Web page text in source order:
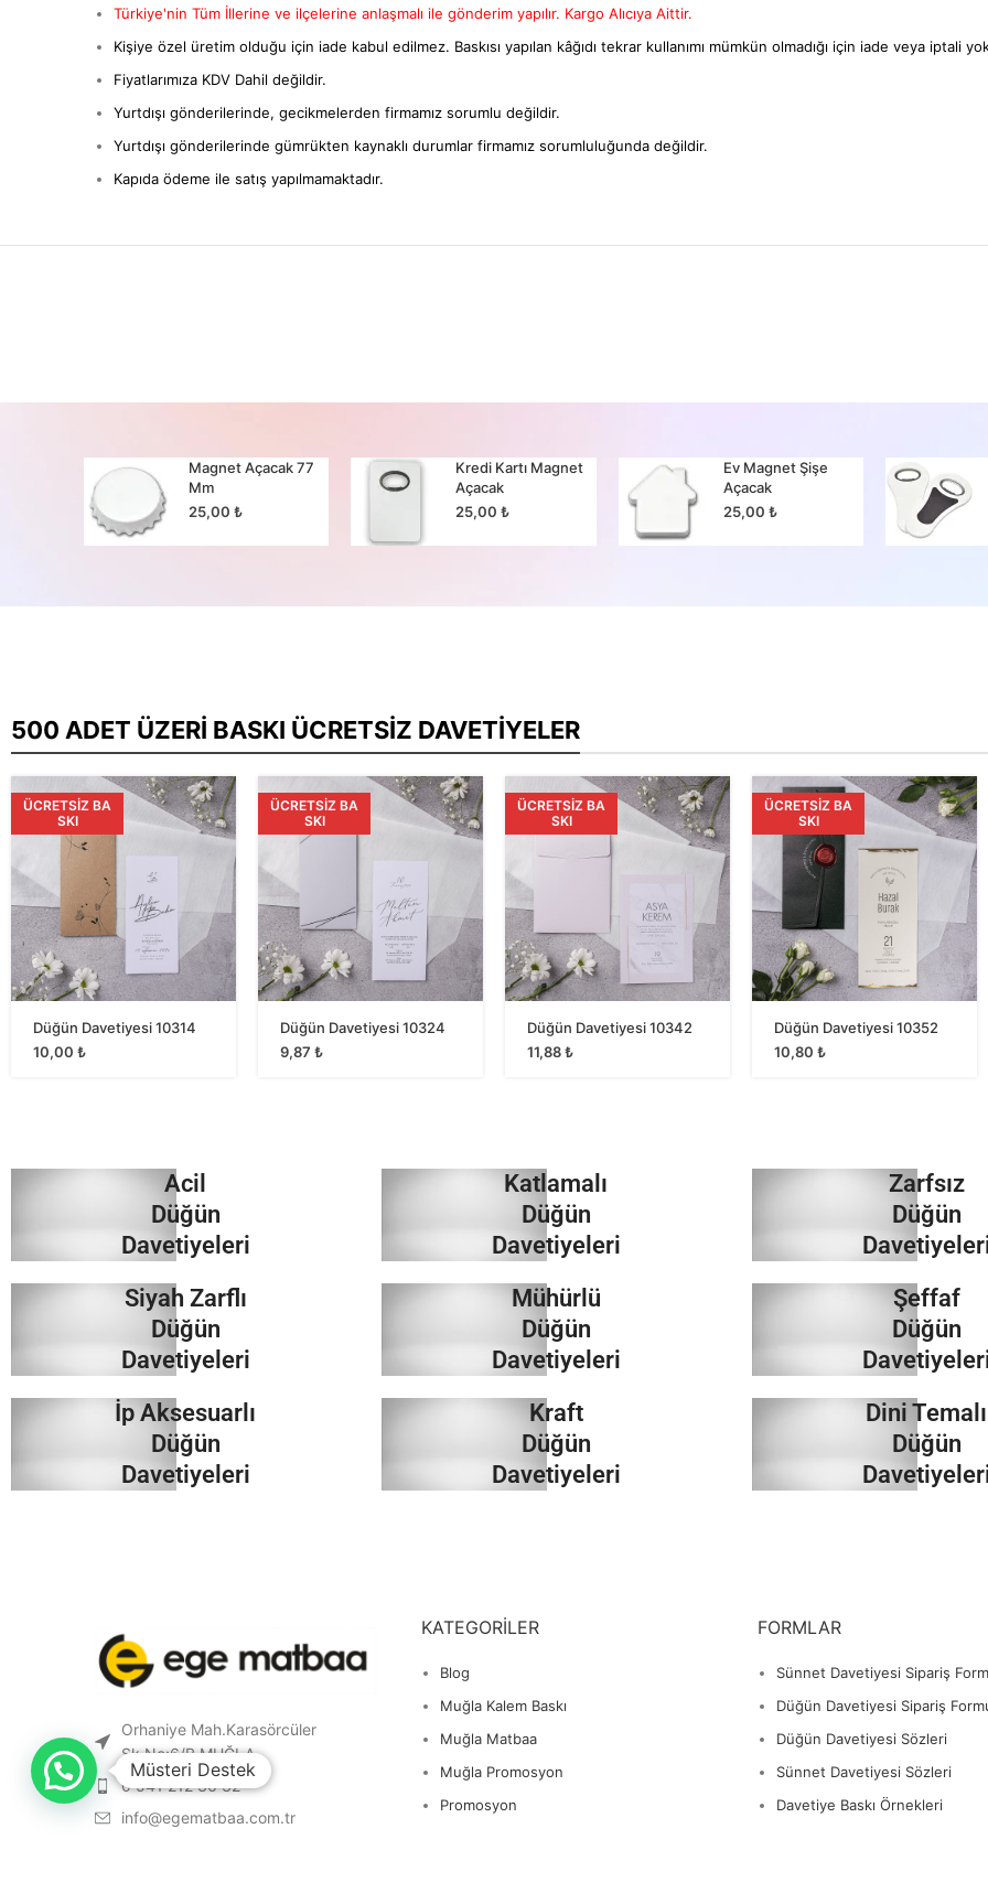
Türkiye'nin Tüm İllerine ve ilçelerine anlaşmalı ile gönderim yapılır. Kargo Alıcıya Aittir.
Kişiye özel üretim olduğu için iade kabul edilmez. Baskısı yapılan kâğıdı tekrar kullanımı mümkün olmadığı için iade veya iptali
Fiyatlarımıza KDV Dahil değildir.
Yurtdışı gönderilerinde, gecikmelerden firmamız sorumlu değildir.
Yurtdışı gönderilerinde gümrükten kaynaklı durumlar firmamız sorumluluğunda değildir.
Kapıda ödeme ile satış yapılmamaktadır.
Magnet Açacak 77
Mm
25,00 ₺
Kredi Kartı Magnet
Açacak
25,00₺
Ev Magnet Şişe
Açacak
25,00 ₺
500 ADET ÜZERI BASKI ÜCRETSIZ DAVETIYELER
ÜCRETSIZ BA
SKI
Düğün Davetiyesi 10314
10,00 ₺
ÜCRETSIZ BA
SKI
Düğün Davetiyesi 10324
9,87 ₺
ÜCRETSIZ BA
SKI
Düğün Davetiyesi 10342
11,88₺
ÜCRETSIZ BA
SKI
Düğün Davetiyesi 10352
10,80 ₺
Acil
Düğün
Davetiyeleri
İncele
Siyah Zarflı
Düğün
Davetiyeleri
İncele
İp Aksesuarlı
Düğün
Davetiyeleri
Katlamalı
Düğün
Davetiyeleri
İncele
Mühürlü
Düğün
Davetiyeleri
İncele
Kraft
Düğün
Davetiyeleri
Zarfsız
Düğün
İncele
Şeffaf
Düğün
İncele
Dini Temalı
Düğün
Orhaniye Mah.Karasörcüler
Sk.No:6/B MUĞLA
0 541 212 36 32
info@egematbaa.com.tr
KATEGORILER
Blog
Muğla Kalem Baskı
Muğla Matbaa
Muğla Promosyon
Promosyon
FORMLAR
Sünnet Davetiyesi Sipariş
Düğün Davetiyesi Sipariş
Düğün Davetiyesi Sözleri
Sünnet Davetiyesi Sözleri
Davetiye Baskı Örnekleri
Müsteri Destek